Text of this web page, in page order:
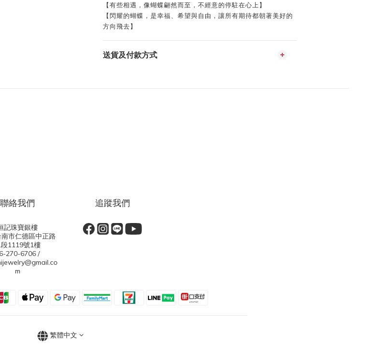
【有些相遇，像蝴蝶翩然而至，不經意的停駐在心上】
【閃耀的蝴蝶，是幸福、希望與自由，讓所有期待都朝著美好的
方向飛去】
送貨及付款方式
聯絡我們
記珠寶銀樓
南市仁德區中正路
1119號1樓
270-6706 /
m
追蹤我們
繁體中文